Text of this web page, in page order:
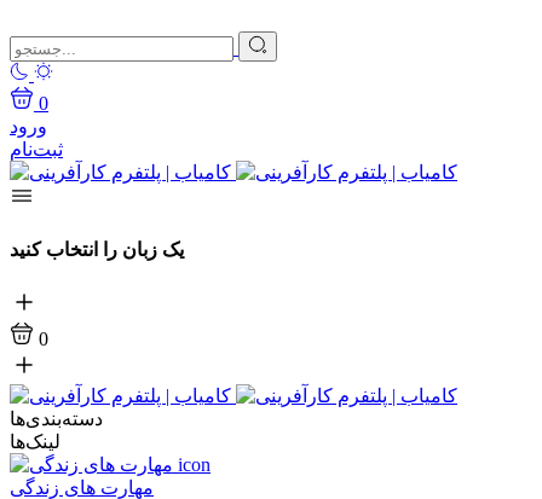
0
ورود
ثبت‌نام
یک زبان را انتخاب کنید
0
دسته‌بندی‌ها
لینک‌ها
مهارت های زندگی